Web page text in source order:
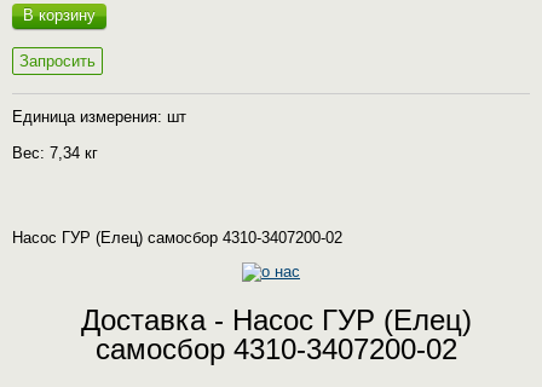
В корзину
Запросить
Единица измерения: шт
Вес: 7,34 кг
Насос ГУР (Елец) самосбор 4310-3407200-02
Доставка - Насос ГУР (Елец)
самосбор 4310-3407200-02